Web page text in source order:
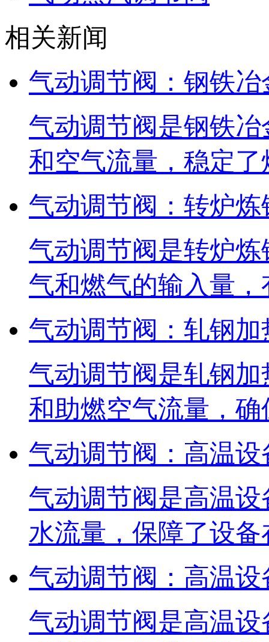
相关新闻
气动调节阀：钢铁
气动调节阀是钢铁
和空气流量，稳定
气动调节阀：转炉
气动调节阀是转炉
气和燃气的输入量
气动调节阀：轧钢
气动调节阀是轧钢
和助燃空气流量，
气动调节阀：高温
气动调节阀是高温
水流量，保障了设
气动调节阀：高温
气动调节阀是高温